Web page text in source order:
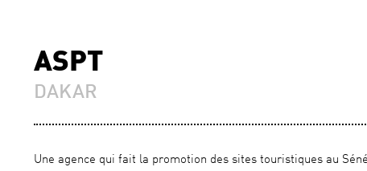
ASPT
DAKAR
Une agence qui fait la promotion des sites touristiques au